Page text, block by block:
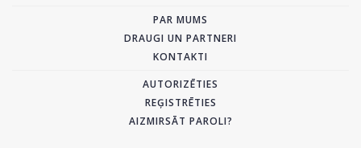
PAR MUMS
DRAUGI UN PARTNERI
KONTAKTI
AUTORIZĒTIES
REĢISTRĒTIES
AIZMIRSĀT PAROLI?